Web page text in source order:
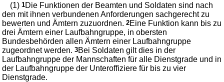
Abschnitt 2 Grundgehalt, Leistungsbezüge an
Hochschulen
Unterabschnitt 1 Allgemeine Grundsätze
(1)1Die Funktionen der Beamten und Soldaten sind nach
den mit ihnen verbundenen Anforderungen sachgerecht zu
bewerten und Ämtern zuzuordnen.2Eine Funktion kann bis zu
drei Ämtern einer Laufbahngruppe, in obersten
Bundesbehörden allen Ämtern einer Laufbahngruppe
zugeordnet werden.3Bei Soldaten gilt dies in der
Laufbahngruppe der Mannschaften für alle Dienstgrade und in
der Laufbahngruppe der Unteroffiziere für bis zu vier
Dienstgrade.